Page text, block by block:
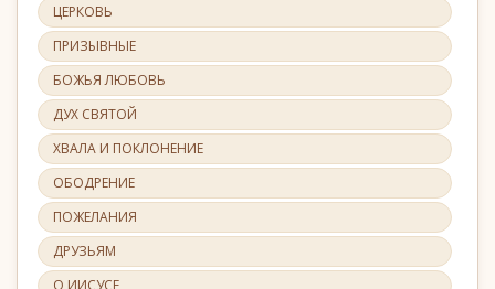
ЦЕРКОВЬ
ПРИЗЫВНЫЕ
БОЖЬЯ ЛЮБОВЬ
ДУХ СВЯТОЙ
ХВАЛА И ПОКЛОНЕНИЕ
ОБОДРЕНИЕ
ПОЖЕЛАНИЯ
ДРУЗЬЯМ
О ИИСУСЕ